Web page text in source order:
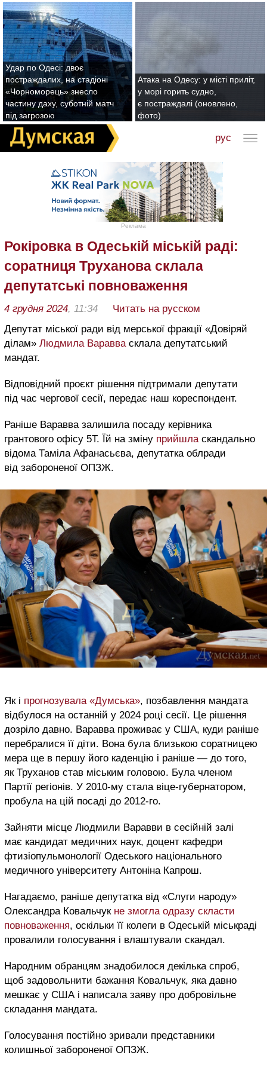
Удар по Одесі: двоє
постраждалих, на стадіоні
«Чорноморець» знесло
частину даху, суботній матч
під загрозою
Атака на Одесу: у місті приліт,
у морі горить судно,
є постраждалі (оновлено,
фото)
рус
Реклама
Рокіровка в Одеській міській раді:
соратниця Труханова склала
депутатські повноваження
4 грудня 2024, 11:34
Читать на русском
Депутат міської ради від мерської фракції «Довіряй
ділам» Людмила Варавва склала депутатський
мандат.
Відповідний проєкт рішення підтримали депутати
під час чергової сесії, передає наш кореспондент.
Раніше Варавва залишила посаду керівника
грантового офісу 5Т. Їй на зміну прийшла скандально
відома Таміла Афанасьєва, депутатка облради
від забороненої ОПЗЖ.
Як і прогнозувала «Думська», позбавлення мандата
відбулося на останній у 2024 році сесії. Це рішення
дозріло давно. Варавва проживає у США, куди раніше
перебралися її діти. Вона була близькою соратницею
мера ще в першу його каденцію і раніше — до того,
як Труханов став міським головою. Була членом
Партії регіонів. У 2010-му стала віце-губернатором,
пробула на цій посаді до 2012-го.
Зайняти місце Людмили Варавви в сесійній залі
має кандидат медичних наук, доцент кафедри
фтизіопульмонології Одеського національного
медичного університету Антоніна Капрош.
Нагадаємо, раніше депутатка від «Слуги народу»
Олександра Ковальчук не змогла одразу скласти
повноваження, оскільки її колеги в Одеській міськраді
провалили голосування і влаштували скандал.
Народним обранцям знадобилося декілька спроб,
щоб задовольнити бажання Ковальчук, яка давно
мешкає у США і написала заяву про добровільне
складання мандата.
Голосування постійно зривали представники
колишньої забороненої ОПЗЖ.